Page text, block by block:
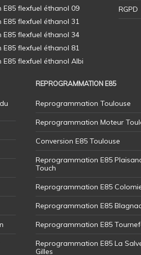
RGPD
REPROGRAMMATION E85
Reprogrammation Toulouse
Reprogrammation Moteur
Conversion E85 Toulouse
Reprogrammation E85
Touch
Reprogrammation E85
Reprogrammation E85
Reprogrammation E85
Reprogrammation E85 La
Gilles
flexfuel éthanol 09
flexfuel éthanol 31
flexfuel éthanol 34
flexfuel éthanol 81
flexfuel éthanol Albi